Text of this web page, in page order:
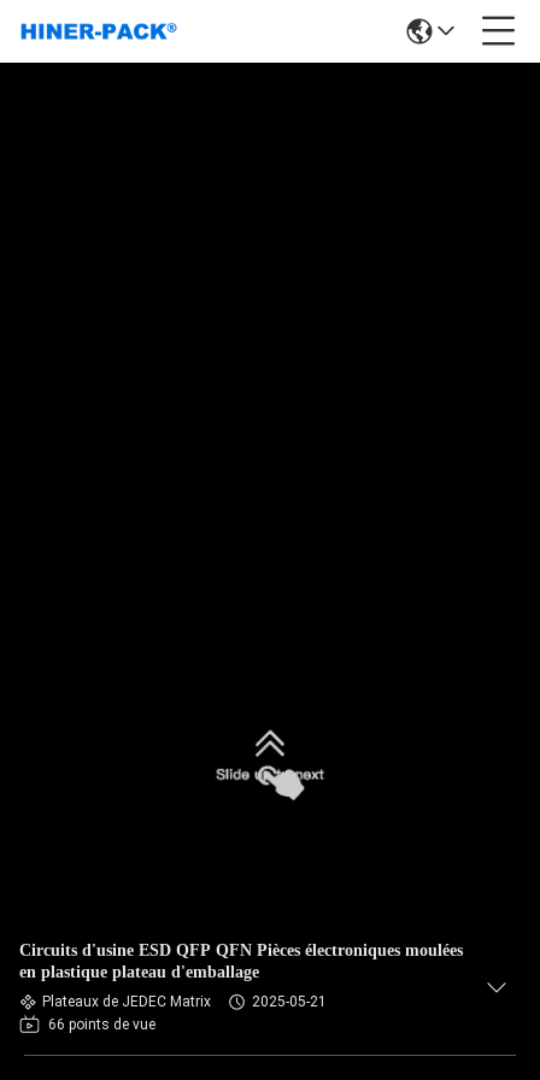
Circuits d'usine ESD QFP QFN Pièces électroniques moulées
en plastique plateau d'emballage
Plateaux de JEDEC Matrix
2025-05-21
66 points de vue